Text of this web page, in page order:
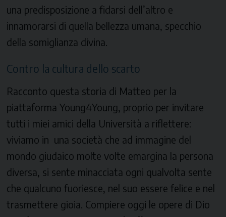
una predisposizione a fidarsi dell’altro e
innamorarsi di quella bellezza umana, specchio
della somiglianza divina.
Contro la cultura dello scarto
Racconto questa storia di Matteo per la
piattaforma Young4Young, proprio per invitare
tutti i miei amici della Università a riflettere:
viviamo in una società che ad immagine del
mondo giudaico molte volte emargina la persona
diversa, si sente minacciata ogni qualvolta sente
che qualcuno fuoriesce, nel suo essere felice e nel
trasmettere gioia. Compiere oggi le opere di Dio